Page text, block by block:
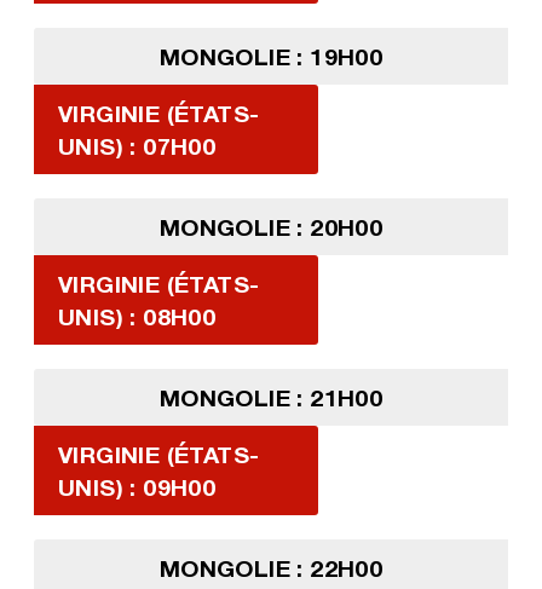
MONGOLIE : 19H00
VIRGINIE (ÉTATS-
UNIS) : 07H00
MONGOLIE : 20H00
VIRGINIE (ÉTATS-
UNIS) : 08H00
MONGOLIE : 21H00
VIRGINIE (ÉTATS-
UNIS) : 09H00
MONGOLIE : 22H00